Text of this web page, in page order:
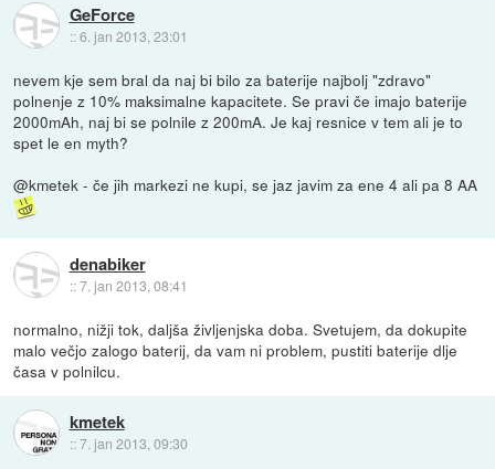
GeForce
::6. jan 2013, 23:01
nevem kje sem bral da naj bi bilo za baterije najbolj "zdravo"
polnenje z 10% maksimalne kapacitete. Se pravi če imajo baterije
2000mAh, naj bi se polnile z 200mA. Je kaj resnice v tem ali je to
spet le en myth?
@kmetek - če jih markezi ne kupi, se jaz javim za ene 4 ali pa 8 AA
denabiker
::7. jan 2013, 08:41
normalno, nižji tok, daljša življenjska doba. Svetujem, da dokupite
malo večjo zalogo baterij, da vam ni problem, pustiti baterije dlje
časa v polnilcu.
kmetek
::7. jan 2013, 09:30